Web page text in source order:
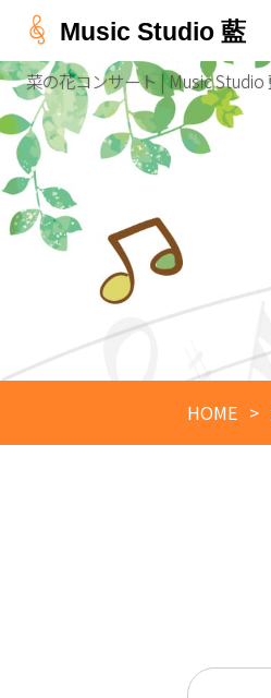
Music Studio 藍
菜の花コンサート | Music Studio
HOME